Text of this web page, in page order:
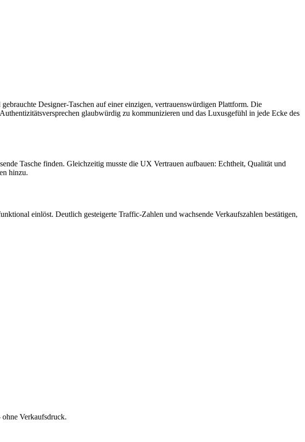
Designer-Taschen auf einer einzigen, vertrauenswürdigen Plattform. Die
glaubwürdig zu kommunizieren und das Luxusgefühl in jede Ecke des
Tasche finden. Gleichzeitig musste die UX Vertrauen aufbauen: Echtheit, Qualität und
hinzu.
einlöst. Deutlich gesteigerte Traffic-Zahlen und wachsende Verkaufszahlen bestätigen,
Verkaufsdruck.